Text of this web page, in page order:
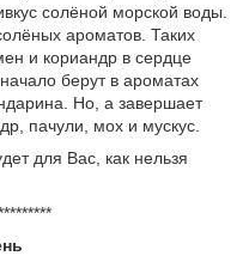
солёной морской воды.
ароматов. Таких
и кориандр в сердце
берут в ароматах
Но, а завершает
пачули, мох и мускус.
для Вас, как нельзя